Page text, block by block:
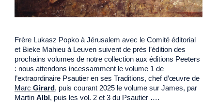
Frère Lukasz Popko à Jérusalem avec le Comité éditorial
et Bieke Mahieu à Leuven suivent de près l’édition des
prochains volumes de notre collection aux éditions Peeters
: nous attendons incessamment le volume 1 de
l’extraordinaire Psautier en ses Traditions, chef d’œuvre de
Marc Girard, puis courant 2025 le volume sur James, par
Martin Albl, puis les vol. 2 et 3 du Psautier ….